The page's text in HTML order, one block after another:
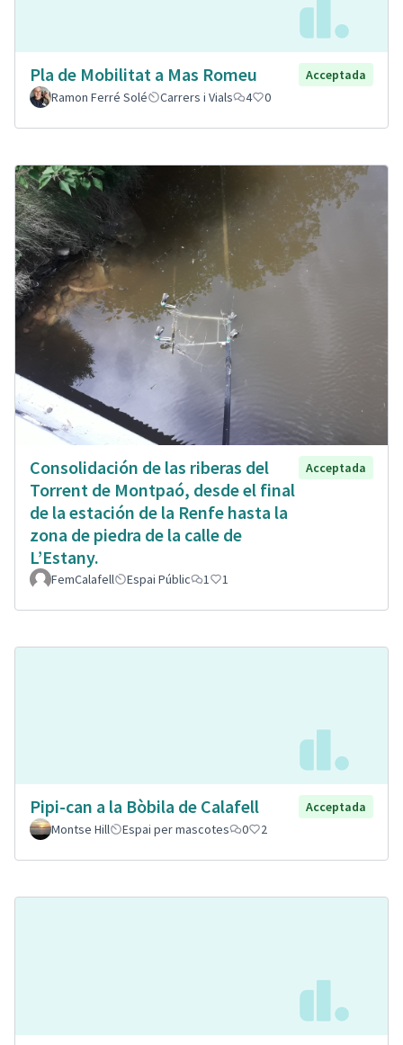
Pla de Mobilitat a Mas Romeu
Acceptada
Ramon Ferré Solé
Carrers i Vials 4 0
Consolidación de las riberas del
Torrent de Montpaó, desde el final
de la estación de la Renfe hasta la
zona de piedra de la calle de
L’Estany.
Acceptada
FemCalafell Espai Públic 1 1
Pipi-can a la Bòbila de Calafell
Acceptada
Montse Hill
Espai per mascotes 0 2